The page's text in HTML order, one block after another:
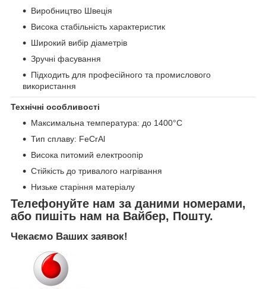
Виробництво Швеція
Висока стабільність характеристик
Широкий вибір діаметрів
Зручні фасування
Підходить для професійного та промислового
використання
Технічні особливості
Максимальна температура: до 1400°C
Тип сплаву: FeCrAl
Висока питомий електроопір
Стійкість до тривалого нагрівання
Низьке старіння матеріалу
Телефонуйте нам за даними номерами,
або пишіть нам на Вайбер, Пошту.
Чекаємо Ваших заявок!